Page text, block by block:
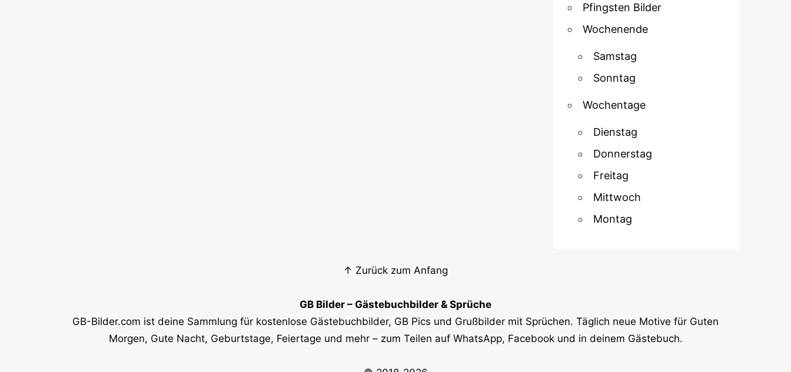
Pfingsten Bilder
Wochenende
Samstag
Sonntag
Wochentage
Dienstag
Donnerstag
Freitag
Mittwoch
Montag
↑ Zurück zum Anfang
GB Bilder – Gästebuchbilder & Sprüche
GB-Bilder.com ist deine Sammlung für kostenlose Gästebuchbilder, GB Pics und Grußbilder mit Sprüchen. Täglich neue Motive für Guten
Morgen, Gute Nacht, Geburtstage, Feiertage und mehr – zum Teilen auf WhatsApp, Facebook und in deinem Gästebuch.